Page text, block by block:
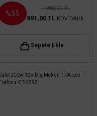
%55
1.980,00 TL
891,00 TL KDV DAHİL
Sepete Ekle